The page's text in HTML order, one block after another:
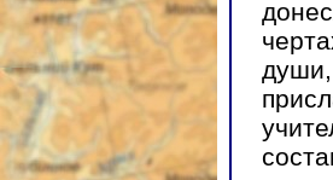
души,